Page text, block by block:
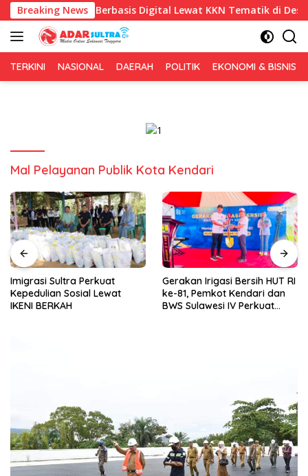
Langsung
ke
konten
Breaking News
Inggris Berbasis Digital Lewat KKN Tematik di Desa Alebo
TERKINI NASIONAL DAERAH POLITIK EKONOMI & BISNIS
Mal Pelayanan Publik Kota Kendari
Imigrasi Sultra Perkuat
Kepedulian Sosial Lewat
IKENI BERKAH
Gerakan Irigasi Bersih HUT RI
ke-81, Pemkot Kendari dan
BWS Sulawesi IV Perkuat